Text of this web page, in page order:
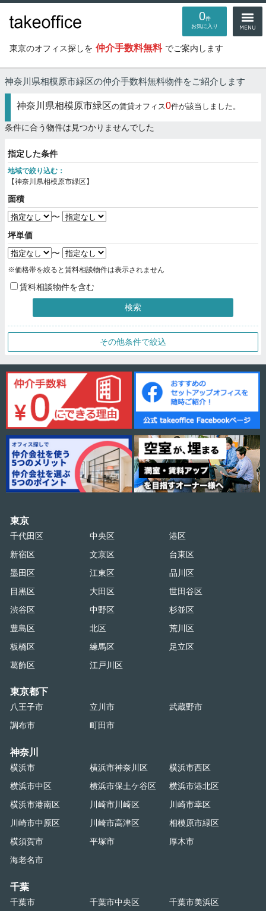
東京のオフィス探しを 仲介手数料無料 でご案内します
0件
お気に入り
神奈川県相模原市緑区の仲介手数料無料物件をご紹介します
神奈川県相模原市緑区の賃貸オフィス0件が該当しました。
条件に合う物件は見つかりませんでした
指定した条件
地域で絞り込む：
【神奈川県相模原市緑区】
面積
〜
坪単価
〜
※価格帯を絞ると賃料相談物件は表示されません
賃料相談物件を含む
検索
その他条件で絞込
東京
千代田区 中央区
港区
新宿区
文京区
台東区
墨田区
江東区
品川区
目黒区
大田区
世田谷区
渋谷区
中野区
杉並区
豊島区
北区
荒川区
板橋区
練馬区
足立区
葛飾区
江戸川区
東京都下
八王子市 立川市
武蔵野市
調布市
町田市
神奈川
横浜市 横浜市神奈川区
横浜市西区
横浜市中区
横浜市保土ケ谷区
横浜市港北区
横浜市港南区
川崎市川崎区
川崎市幸区
川崎市中原区
川崎市高津区
相模原市緑区
横須賀市
平塚市
厚木市
海老名市
千葉
千葉市 千葉市中央区
千葉市美浜区